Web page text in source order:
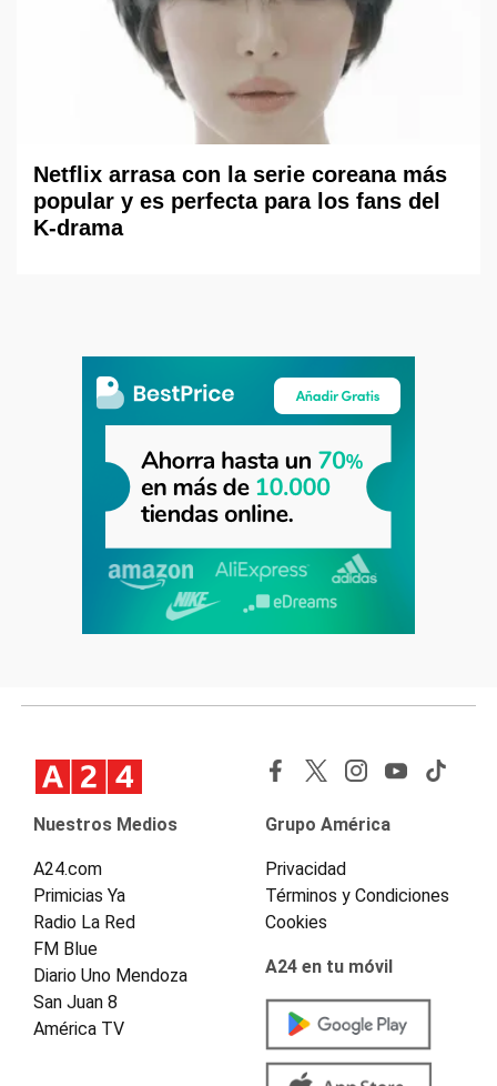
Netflix arrasa con la serie coreana más
popular y es perfecta para los fans del
K-drama
Nuestros Medios
A24.com
Primicias Ya
Radio La Red
FM Blue
Diario Uno Mendoza
San Juan 8
América TV
Grupo América
Privacidad
Términos y Condiciones
Cookies
A24 en tu móvil